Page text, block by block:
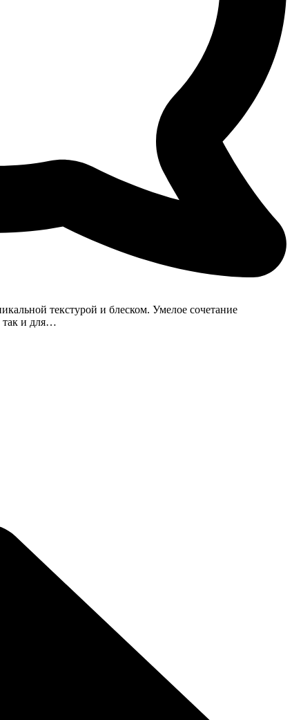
текстурой и блеском. Умелое сочетание
так и для…